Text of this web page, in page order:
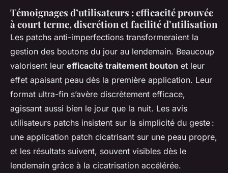
Témoignages d’utilisateurs : efficacité prouvée
à court terme, discrétion et facilité d’utilisation
Les patchs anti-imperfections transformeraient la
gestion des boutons du jour au lendemain. Beaucoup
valorisent leur efficacité traitement bouton et leur
effet apaisant peau dès la première application. Leur
format ultra-fin s’avère discrètement efficace,
agissant aussi bien le jour que la nuit. Les avis
utilisateurs patchs insistent sur la simplicité du geste :
une application patch cicatrisant sur une peau propre,
et les résultats suivent, souvent visibles dès le
lendemain grâce à la cicatrisation accélérée.